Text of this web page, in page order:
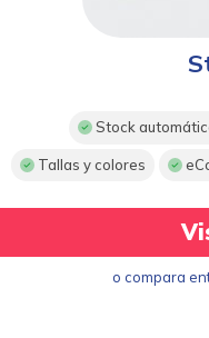
Stock
Tallas y colores
o compara